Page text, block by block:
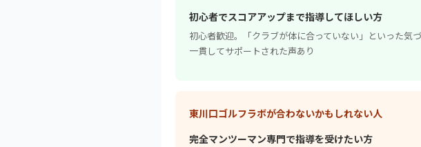
初心者でスコアアップまで指導してほしい方
初心者歓迎。「クラブが体に合っていない」といった気
一貫してサポートされた声あり
東川口ゴルフラボが合わないかもしれない人
完全マンツーマン専門で指導を受けたい方